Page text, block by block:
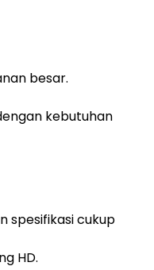
besar.
kebutuhan
spesifikasi cukup
HD.